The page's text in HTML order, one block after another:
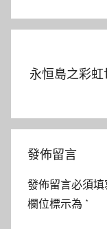
覽
永恒島之彩
發佈留言
發佈留言必須填
欄位標示為 *